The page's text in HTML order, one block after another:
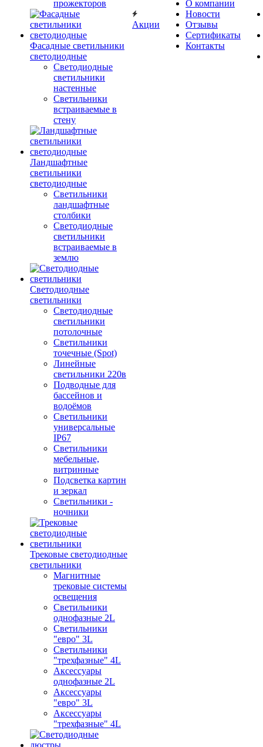
прожекторов
Фасадные светильники
светодиодные
Светодиодные
светильники
настенные
Светильники
встраиваемые в
стену
Ландшафтные
светильники
светодиодные
Светильники
ландшафтные
столбики
Светодиодные
светильники
встраиваемые в
землю
Светодиодные
светильники
Светодиодные
светильники
потолочные
Светильники
точечные (Spot)
Линейные
светильники 220в
Подводные для
бассейнов и
водоёмов
Светильники
универсальные
IP67
Светильники
мебельные,
витринные
Подсветка картин
и зеркал
Светильники -
ночники
Трековые светодиодные
светильники
Магнитные
трековые системы
освещения
Светильники
однофазные 2L
Светильники
"евро" 3L
Светильники
"трехфазные" 4L
Аксессуары
однофазные 2L
Аксессуары
"евро" 3L
Аксессуары
"трехфазные" 4L
Акции
О компании
Новости
Отзывы
Сертификаты
Контакты